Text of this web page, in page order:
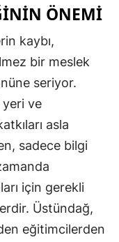
ÖNEMI
kaybı,
bir meslek
seriyor.
yeri ve
asla
sadece bilgi
için gerekli
Üstündağ,
eğitimcilerden